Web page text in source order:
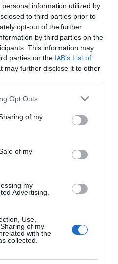
information utilized by
to third parties prior to
opt-out of the further
by third parties on the
This information may
parties on the IAB’s List of
may further disclose it to other
uses one or more Google
behaviour. You may click to
and its third-party tags to
purposes in below Google
Opt Outs
of my
of my
my
Advertising.
Use,
of my
with the
collected.
változott
az elmúlt 23